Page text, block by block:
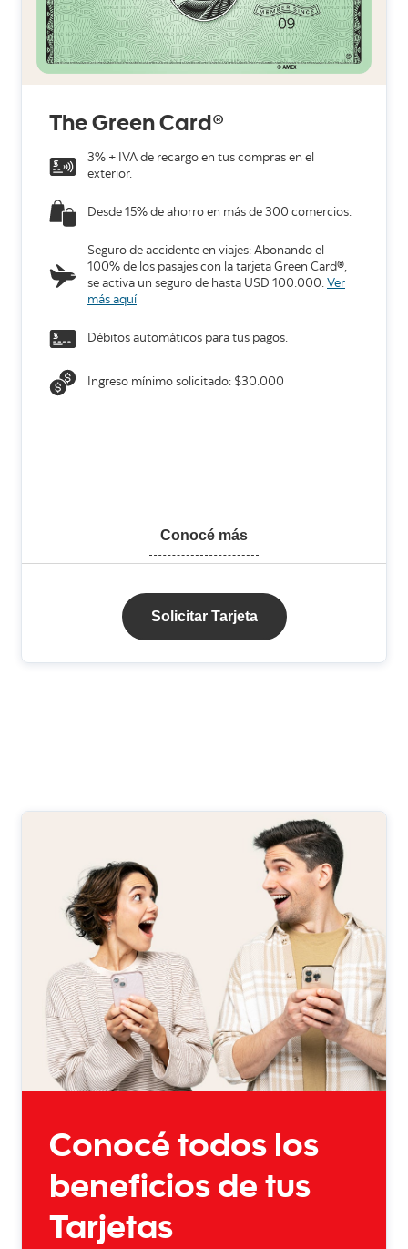
The Green Card®
3% + IVA de recargo en tus compras en el
exterior.
Desde 15% de ahorro en más de 300 comercios.
Seguro de accidente en viajes: Abonando el
100% de los pasajes con la tarjeta Green Card®,
se activa un seguro de hasta USD 100.000. Ver
más aquí
Débitos automáticos para tus pagos.
Ingreso mínimo solicitado: $30.000
Conocé más
Solicitar Tarjeta
Conocé todos los
beneficios de tus
Tarjetas